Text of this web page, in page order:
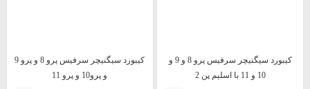
کیبورد سیگنیچر سرفیس پرو 8 و 9 و
10 و 11 با اسلیم پن 2
کیبورد سیگنیچر سرفیس پرو 8 و پرو 9
و پرو10 و پرو 11